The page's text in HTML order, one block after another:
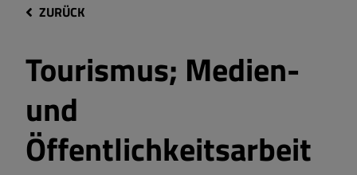
ZURÜCK
Tourismus; Medien-
und
Öffentlichkeitsarbeit